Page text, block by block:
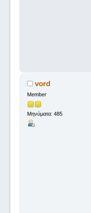
vord
Member
Μηνύματα: 485